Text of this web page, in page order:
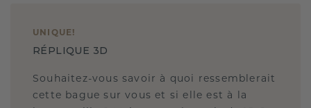
UNIQUE !
RÉPLIQUE 3D
Souhaitez-vous savoir à quoi ressemblerait
cette bague sur vous et si elle est à la